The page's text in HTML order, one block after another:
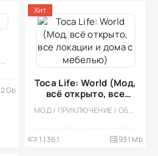
ЭКШЕНЫ / ПОРТЫ / ШУТЕРЫ / 3D / ПЛАТНАЯ / ОДНОПОЛЬЗОВАТЕЛЬСКИЕ / ОФЛАЙН / БУДУЮЩИЕ / НАУЧНАЯ ФАНТАСТИКА
2 Gb
Toca Life: World (Мод,
всё открыто, все
локации и дома с
мебелью)
МОД / ПРИКЛЮЧЕНИЕ / ОБУЧАЮЩИЕ / ОФЛАЙН / ОДНОПОЛЬЗОВАТЕЛЬСКИЕ / СИМУЛЯТОРЫ / КАЗУАЛЬНЫЕ / ДЛЯ ДЕТЕЙ / ДЕВОЧКАМ / БОЛЬШАЯ / СТИЛИЗАЦИЯ / РАЗВИВАЮЩИЕ
1.136.1 931 Mb
Хит